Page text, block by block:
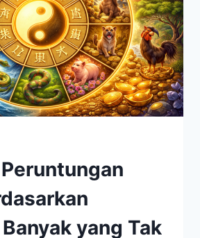
yang Tak